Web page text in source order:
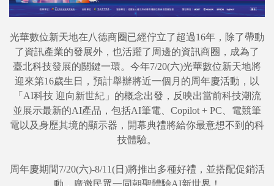
光華數位新天地在八德商圈已經佇立了超過16年，除了帶動
了資訊產業的發展外，也活躍了周邊的資訊商圈，成為了
臺北科技發展的關鍵一環。今年7/20(六)光華數位新天地將
迎來第16歲生日，預計舉辦將近一個月的周年慶活動，以
「AI科技 迎向新世紀」的概念出發，反映出當前科技潮流
並展示最新的AI產品，包括AI筆電、Copilot + PC、電競筆
電以及身歷其境的顯示器，開幕典禮將給你最意想不到的科
技體驗。
周年慶期間7/20(六)-8/11(日)將推出多種好禮，並搭配促銷活
動，廣邀民眾一同朝聖體驗AI新世界！